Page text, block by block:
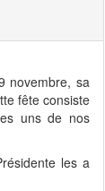
novembre, sa
fête consiste
uns de nos
les a